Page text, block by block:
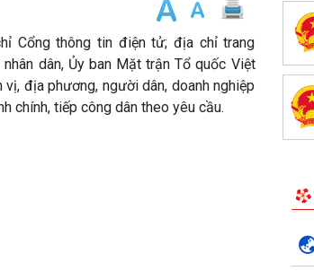
Cổng thông tin điện tử; địa chỉ trang
dân, Ủy ban Mặt trận Tổ quốc Việt
địa phương, người dân, doanh nghiệp
chính, tiếp công dân theo yêu cầu.